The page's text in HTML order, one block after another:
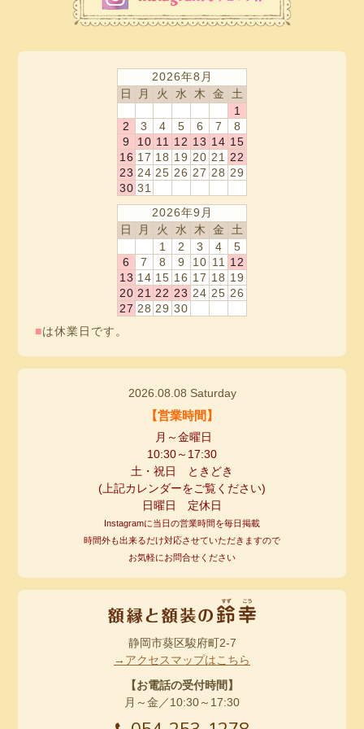
2026年8月
日
月 火 水 木 金
土
1
2
3 4 5 6 7
8
9
10 11 12 13 14 15
16 17 18 19 20 21
22
23 24 25 26 27 28 29
30 31
2026年9月
日
月 火 水 木 金
土
1
2 3 4
5
6
7 8 9 10 11
12
13 14 15 16 17 18 19
20 21 22 23 24 25 26
27 28 29 30
■は休業日です。
2026.08.08 Saturday
【営業時間】
月～金曜日
10:30～ 17:30
土・祝日 ときどき
( 上記カレンダーをご覧ください)
日曜日 定休日
Instagramに当日の営業時間を毎日掲載
時間外も出来るだけ対応させていただきますので
お気軽にお問合せください
静岡市葵区駿府町2-7
→アクセスマップはこちら
【お電話の受付時間】
月～金／10:30～17:30